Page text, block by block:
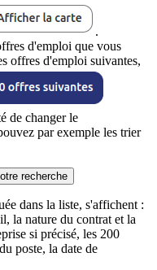
.
d'emploi que vous
offres d'emploi suivantes,
de changer le
par exemple les trier
recherche
dans la liste, s'affichent :
la nature du contrat et la
si précisé, les 200
poste, la date de